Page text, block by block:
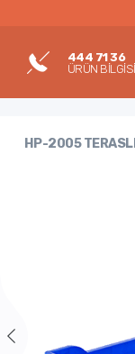
444 71 36
ÜRÜN
HP-2005